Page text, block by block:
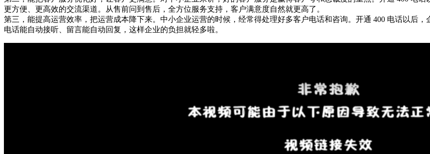
更方便、更高效的交流渠道。从售前问到售后，全方位服务支持，客户满意度自然就更高了。
第三，能提高运营效率，把运营成本降下来。中小企业运营的时候，经常得处理好多客户电话和咨询。开通 400 电话以后
电话能自动接听、留言能自动回复，这样企业的负担就轻多啦。